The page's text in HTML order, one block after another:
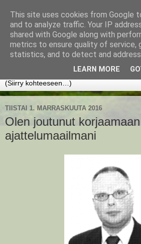
www.jyrkikokko.fi
Uusi Suunta - Jokainen hetki tarjoaa
TIISTAI 1. MARRASKUUTA 2016
Olen joutunut korjaamaan
ajattelumaailmani
This site uses cookies from Google
and to analyze traffic. Your IP
shared with Google along with
metrics to ensure quality of service,
statistics, and to detect and address
LEARN MORE